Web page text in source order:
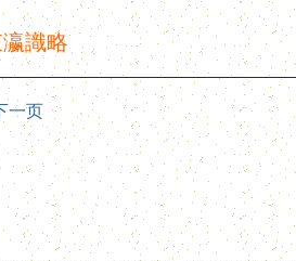
識略
一页